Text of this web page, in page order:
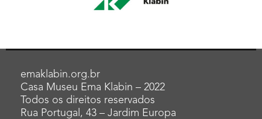
emaklabin.org.br
Casa Museu Ema Klabin – 2022
Todos os direitos reservados
Rua Portugal, 43 – Jardim Europa